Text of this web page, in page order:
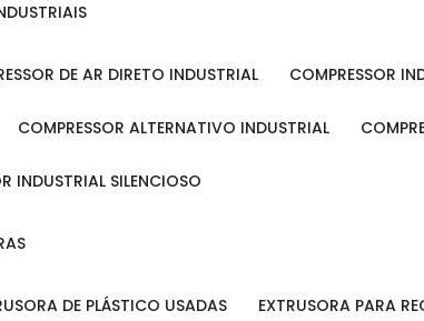
DE AR DIRETO INDUSTRIAL COMPRESSOR
COMPRESSOR ALTERNATIVO INDUSTRIAL
INDUSTRIAL SILENCIOSO
DE PLÁSTICO USADAS EXTRUSORA PARA